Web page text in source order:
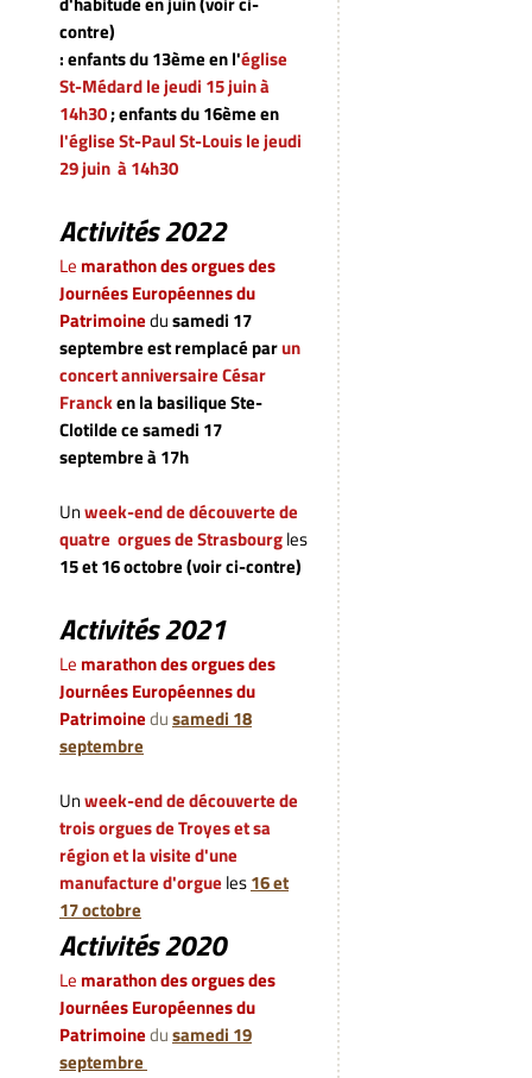
contre)
: enfants du 13ème en l'église
St-Médard le jeudi 15 juin à
14h30; enfants du 16ème en
l'église St-Paul St-Louisle jeudi
29 juin à 14h30
Activités 2022
Le marathon des orgues des
Journées Européennes du
Patrimoinedusamedi 17
septembreest remplacé parun
concert anniversaire César
Francken la basilique Ste-
Clotilde ce samedi 17
septembre à 17h
Unweek-end de découverte de
quatre orgues de Strasbourgles
15 et 16 octobre (voir ci-contre)
Activités 2021
Le marathon des orgues des
Journées Européennes du
Patrimoinedusamedi 18
septembre
Unweek-end de découverte de
trois orgues de Troyes et sa
région et la visite d'une
manufacture d'orgue les16 et
17 octobre
Activités 2020
Le marathon des orgues des
Journées Européennes du
Patrimoinedusamedi 19
septembre